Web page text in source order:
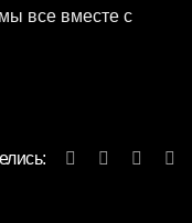
все вместе с